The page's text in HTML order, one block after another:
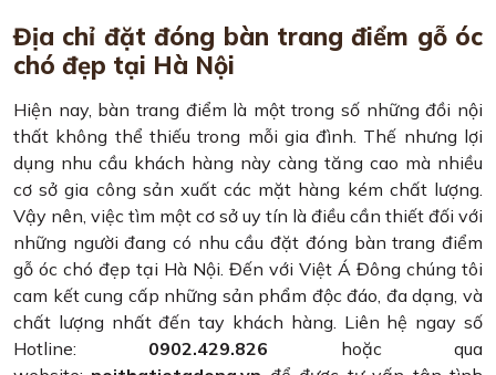
Địa chỉ đặt đóng bàn trang điểm gỗ óc
chó đẹp tại Hà Nội
Hiện nay, bàn trang điểm là một trong số những đồi nội
thất không thể thiếu trong mỗi gia đình. Thế nhưng lợi
dụng nhu cầu khách hàng này càng tăng cao mà nhiều
cơ sở gia công sản xuất các mặt hàng kém chất lượng.
Vậy nên, việc tìm một cơ sở uy tín là điều cần thiết đối với
những người đang có nhu cầu đặt đóng bàn trang điểm
gỗ óc chó đẹp tại Hà Nội. Đến với Việt Á Đông chúng tôi
cam kết cung cấp những sản phẩm độc đáo, đa dạng, và
chất lượng nhất đến tay khách hàng. Liên hệ ngay số
Hotline: 0902.429.826 hoặc qua